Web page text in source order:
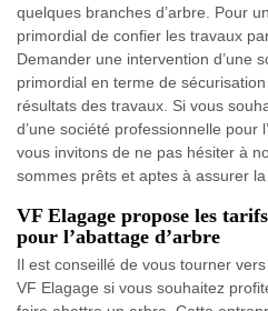
quelques branches d’arbre. Pour
primordial de confier les travaux
Demander une intervention d’une
primordial en terme de
résultats des travaux. Si vous
d’une société professionnelle pour
vous invitons de ne pas hésiter à
sommes prêts et aptes à assurer
VF Elagage propose les
pour l’abattage d’arbre
Il est conseillé de vous tourner vers
VF Elagage si vous souhaitez